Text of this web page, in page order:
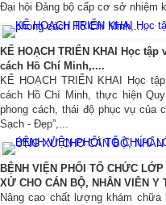
Đại hội Đảng bộ cấp cơ sở nhiệm
KẾ HOẠCH TRIỂN KHAI Học
cách Hồ Chí Minh,....
KẾ HOẠCH TRIỂN KHAI Học
cách Hồ Chí Minh, thực hiện
phong cách, thái độ phục vụ của
Sạch - Đẹp”,...
BỆNH VIỆN PHỔI TỔ CHỨC
XỬ CHO CÁN BỘ, NHÂN VIÊN Y
Nâng cao chất lượng khám